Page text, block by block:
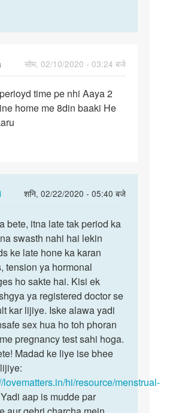
सोम, 02/10/2020 - 03:24 बजे
time pe nhi Aaya 2
home me 8din baaki He
शनि, 02/22/2020 - 05:40 बजे
In
to
Muje
perioyd
time
pe
nhi…
by
Reena
bete, itna late tak period ka
swasth nahi hai lekin
ke late hone ka karan
tension ya hormonal
ho sakte hai. Kisi ek
ya registered doctor se
kar lijiye. Iske alawa yadi
sex hua ho toh phoran
pregnancy test sahi hoga.
Madad ke liye ise bhee
lovematters.in/hi/resource/menstrual-
Yadi aap is mudde par